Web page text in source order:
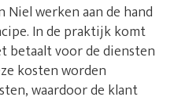
Niel werken aan de hand
In de praktijk komt
betaalt voor de diensten
kosten worden
waardoor de klant